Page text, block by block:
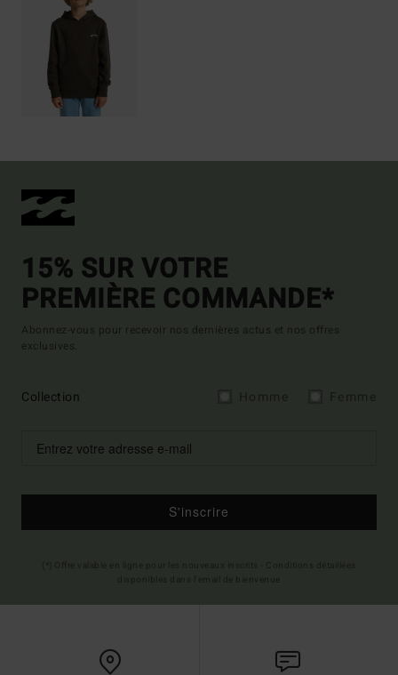
15% SUR VOTRE
PREMIÈRE COMMANDE*
Abonnez-vous pour recevoir nos dernières actus et nos offres
exclusives.
Collection
S'inscrire